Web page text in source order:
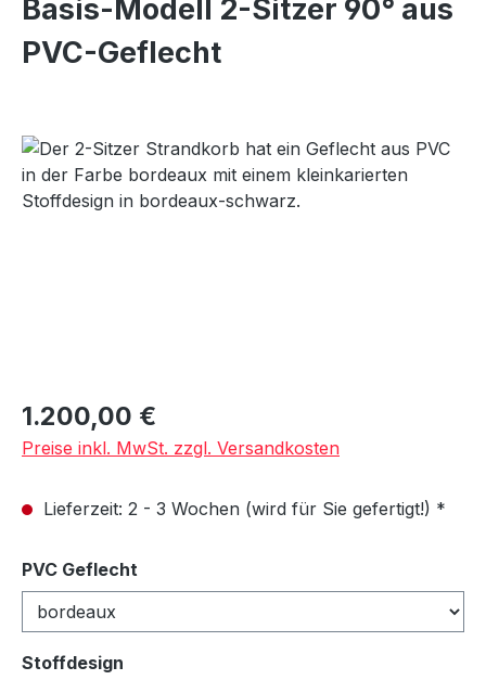
Basis-Modell 2-Sitzer 90° aus
PVC-Geflecht
Bildergalerie überspringen
Regulärer Preis:
1.200,00 €
Preise inkl. MwSt. zzgl. Versandkosten
Lieferzeit: 2 - 3 Wochen (wird für Sie gefertigt!) *
PVC Geflecht
Stoffdesign